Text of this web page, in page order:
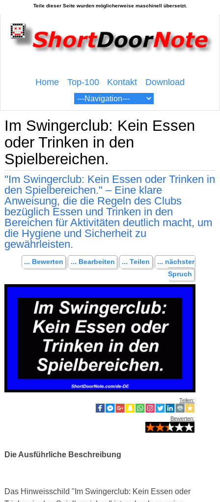
Home Top-100 Kontakt Download
Im Swingerclub: Kein Essen
oder Trinken in den
Spielbereichen.
"Im Swingerclub: Kein Essen oder Trinken in
den Spielbereichen." – Eine klare
Anweisung, die die Regeln des Clubs
bezüglich Essen und Trinken in den
Bereichen für Aktivitäten deutlich macht, um
die Hygiene und Sicherheit zu
gewährleisten.
... Bewerten ... Bearbeiten ... Teilen
... nächster
Spruch
Teilen:
Bewerten:
Die Ausführliche Beschreibung
Das Hinweisschild "Im Swingerclub: Kein Essen oder